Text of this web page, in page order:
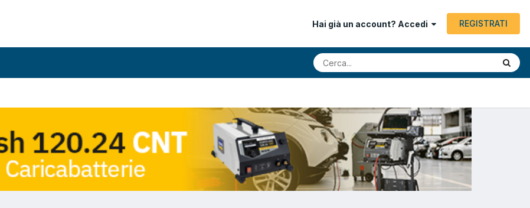
Hai già un account? Accedi REGISTRATI